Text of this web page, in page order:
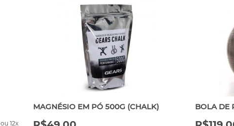
ou 12x
MAGNÉSIO EM PÓ 500G (CHALK) BOLA DE